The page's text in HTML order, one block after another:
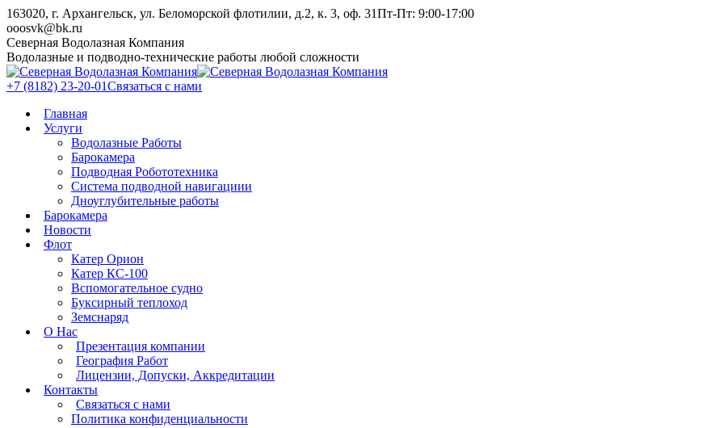
Skip
to
content
163020, г. Архангельск, ул. Беломорской флотилии, д.2, к. 3, оф. 31Пт-Пт: 9:00-17:00
ooosvk@bk.ru
Северная Водолазная Компания
Водолазные и подводно-технические работы любой сложности
+7 (8182) 23-20-01Связаться с нами
Главная
Услуги
Водолазные Работы
Барокамера
Подводная Робототехника
Система подводной навигациии
Дноуглубительные работы
Барокамера
Новости
Флот
Катер Орион
Катер КС-100
Вспомогательное судно
Буксирный теплоход
Земснаряд
О Нас
Презентация компании
География Работ
Лицензии, Допуски, Аккредитации
Контакты
Связаться с нами
Политика конфиденциальности